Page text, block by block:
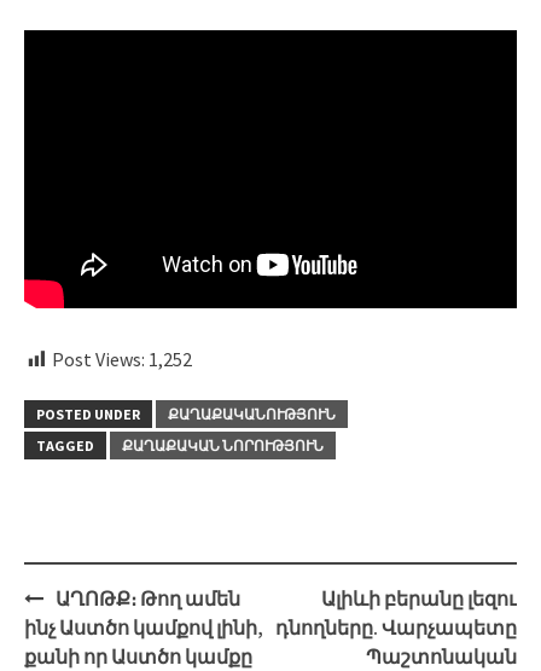
Post Views: 1,252
POSTED UNDER
ՔԱՂԱՔԱԿԱՆՈՒԹՅՈՒՆ
TAGGED
ՔԱՂԱՔԱԿԱՆ ՆՈՐՈՒԹՅՈՒՆ
Post
navigation
ԱՂՈԹՔ։ Թող ամեն
ինչ Աստծո կամքով լինի,
քանի որ Աստծո կամքը
Ալիևի բերանը լեզու
դնողները. Վարչապետը
Պաշտոնական